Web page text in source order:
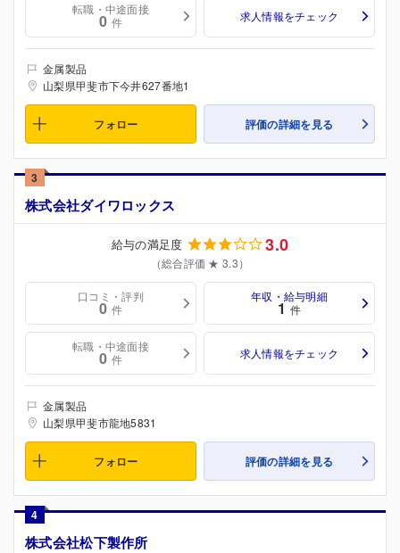
転職・中途面接
0 件 求人情報をチェック
金属製品
山梨県甲斐市下今井627番地1
フォロー 評価の詳細を見る
3
株式会社ダイワロックス
給与の満足度 3.0
（総合評価 ★ 3.3）
口コミ・評判
0 件
年収・給与明細
1 件
転職・中途面接
0 件 求人情報をチェック
金属製品
山梨県甲斐市龍地5831
フォロー 評価の詳細を見る
4
株式会社松下製作所